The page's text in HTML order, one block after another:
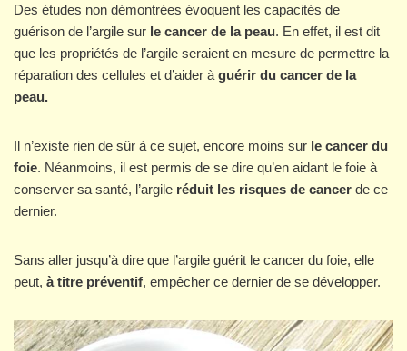
Des études non démontrées évoquent les capacités de
guérison de l’argile sur le cancer de la peau. En effet, il est dit
que les propriétés de l’argile seraient en mesure de permettre la
réparation des cellules et d’aider à guérir du cancer de la
peau.
Il n’existe rien de sûr à ce sujet, encore moins sur le cancer du
foie. Néanmoins, il est permis de se dire qu’en aidant le foie à
conserver sa santé, l’argile réduit les risques de cancer de ce
dernier.
Sans aller jusqu’à dire que l’argile guérit le cancer du foie, elle
peut, à titre préventif, empêcher ce dernier de se développer.